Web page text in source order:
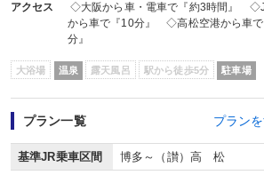
アクセス
◇大阪から車・電車で『約3時間』
から車で『10分』 ◇高松空港から車
分』
大浴場 温泉 露天風呂 駅から徒歩5分 駐車場
プラン一覧 プラン
基準JR乗車区間 博多～（讃）高 松